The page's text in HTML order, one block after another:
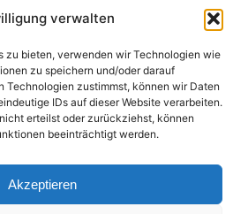
verwalten
zu bieten, verwenden wir Technologien wie
zu speichern und/oder darauf
Technologien zustimmst, können wir Daten
IDs auf dieser Website verarbeiten.
erteilst oder zurückziehst, können
beeinträchtigt werden.
Akzeptieren